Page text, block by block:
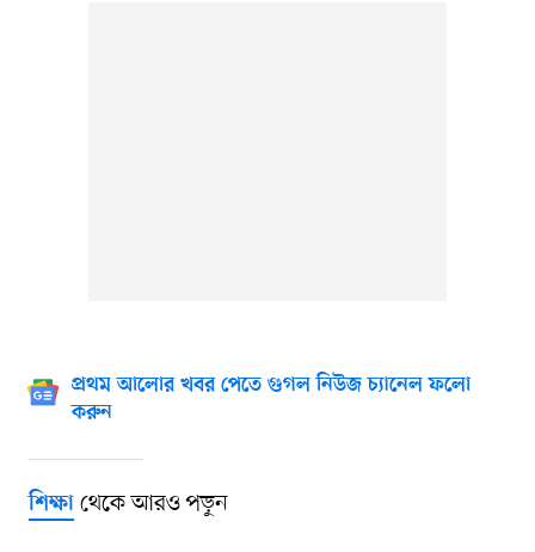
প্রথম আলোর খবর পেতে গুগল নিউজ চ্যানেল ফলো
করুন
শিক্ষাথেকে আরও পড়ুন